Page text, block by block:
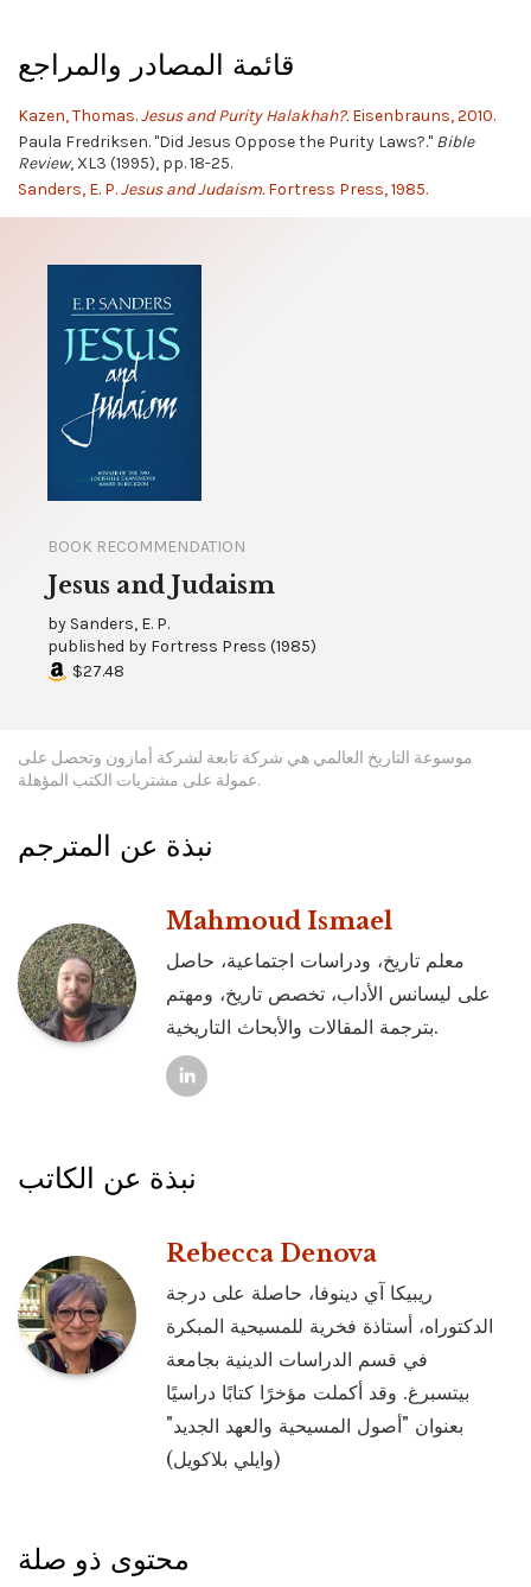
قائمة المصادر والمراجع
Kazen, Thomas.Jesus and Purity Halakhah?.Eisenbrauns, 2010.
Paula Fredriksen. "Did Jesus Oppose the Purity Laws?." Bible
Review, XL3 (1995), pp. 18-25.
Sanders, E. P.Jesus and Judaism.Fortress Press, 1985.
BOOK RECOMMENDATION
Jesus and Judaism
by Sanders, E. P.
published by Fortress Press (1985)
$27.48
موسوعة التاريخ العالمي هي شركة تابعة لشركة أمازون وتحصل على
عمولة على مشتريات الكتب المؤهلة.
نبذة عن المترجم
Mahmoud Ismael
معلم تاريخ، ودراسات اجتماعية، حاصل
على ليسانس الأداب، تخصص تاريخ، ومهتم
بترجمة المقالات والأبحاث التاريخية.
نبذة عن الكاتب
Rebecca Denova
ريبيكا آي دينوفا، حاصلة على درجة
الدكتوراه، أستاذة فخرية للمسيحية المبكرة
في قسم الدراسات الدينية بجامعة
بيتسبرغ. وقد أكملت مؤخرًا كتابًا دراسيًا
بعنوان "أصول المسيحية والعهد الجديد"
(وايلي بلاكويل)
محتوى ذو صلة